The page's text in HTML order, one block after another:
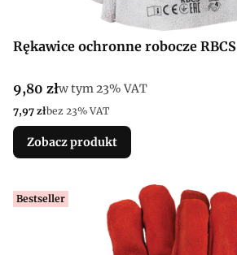
Rękawice ochronne robocze RBCS
Cena brutto
9,80 złw tym %s VAT
w tym23% VAT
Cena netto
7,97 złbez 23% VAT
Zobacz produkt
Bestseller